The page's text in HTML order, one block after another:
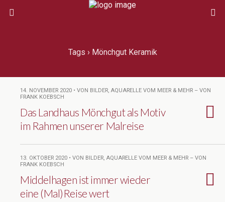
Tags › Mönchgut Keramik
14. NOVEMBER 2020 • VON BILDER, AQUARELLE VOM MEER & MEHR – VON
FRANK KOEBSCH
Das Landhaus Mönchgut als Motiv
im Rahmen unserer Malreise
13. OKTOBER 2020 • VON BILDER, AQUARELLE VOM MEER & MEHR – VON
FRANK KOEBSCH
Middelhagen ist immer wieder
eine (Mal)Reise wert